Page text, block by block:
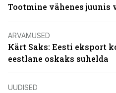
Tootmine vähenes juunis
ARVAMUSED
Kärt Saks: Eesti eksport
eestlane oskaks suhelda
UUDISED